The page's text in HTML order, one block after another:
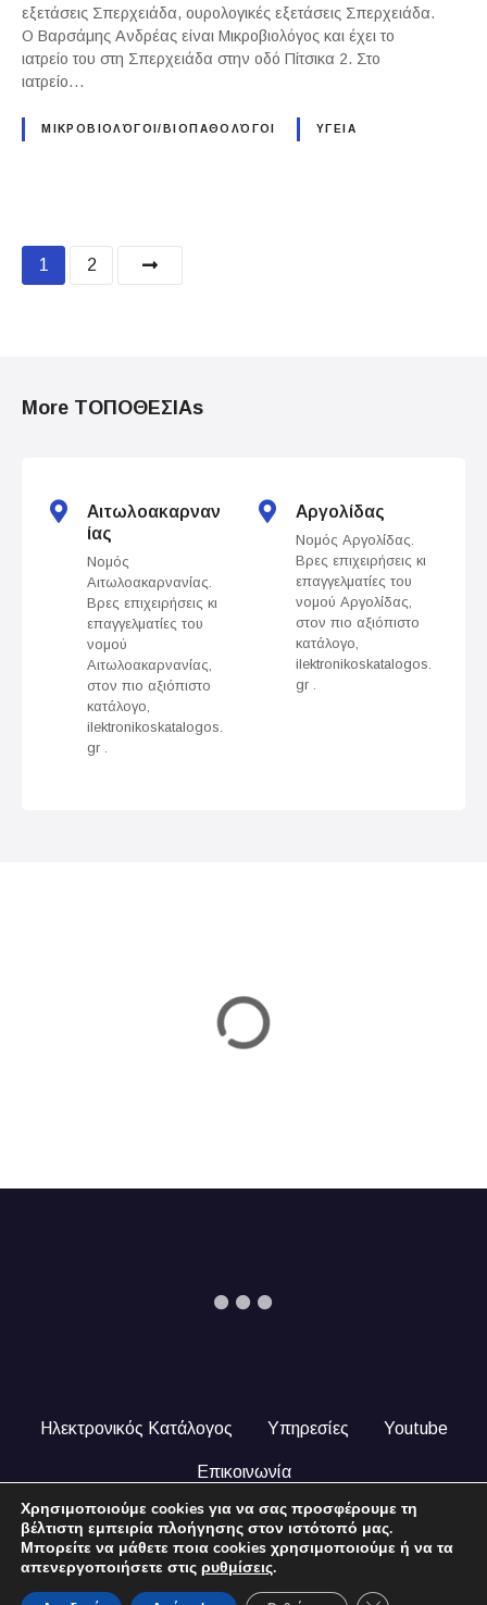
εξετάσεις Σπερχειάδα, ουρολογικές εξετάσεις Σπερχειάδα.
Ο Βαρσάμης Ανδρέας είναι Μικροβιολόγος και έχει το
ιατρείο του στη Σπερχειάδα στην οδό Πίτσικα 2. Στο
ιατρείο…
ΜΙΚΡΟΒΙΟΛΌΓΟΙ/ΒΙΟΠΑΘΟΛΌΓΟΙ ΥΓΕΙΑ
P
t
1 2
More ΤΟΠΟΘΕΣΙΑs
Αιτωλοακαρναν
ίας
Νομός
Αιτωλοακαρνανίας.
Βρες επιχειρήσεις κι
επαγγελματίες του
νομού
Αιτωλοακαρνανίας,
στον πιο αξιόπιστο
κατάλογο,
ilektronikoskatalogos.
gr .
Αργολίδας
Νομός Αργολίδας.
Βρες επιχειρήσεις κι
επαγγελματίες του
νομού Αργολίδας,
στον πιο αξιόπιστο
κατάλογο,
ilektronikoskatalogos.
gr .
Ηλεκτρονικός Κατάλογος Υπηρεσίες Youtube
Επικοινωνία
© 2024 COPYRIGHT ILEKTRONIKOSKATALOGOS.GR. ALL
RIGHTS RESERVED.
Χρησιμοποιούμε cookies για να σας προσφέρουμε τη
βέλτιστη εμπειρία πλοήγησης στον ιστότοπό μας.
Μπορείτε να μάθετε ποια cookies χρησιμοποιούμε ή να τα
απενεργοποιήσετε στις ρυθμίσεις.